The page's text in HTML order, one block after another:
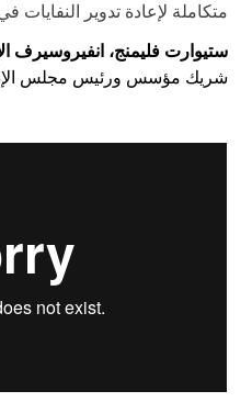
متكاملة لإعادة تدوير النفايات
ستيوارت فليمنج، انفيروسيرف
شريك مؤسس ورئيس مجلس